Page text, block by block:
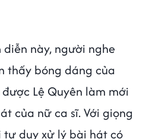
này, người nghe
thấy bóng dáng của
Lệ Quyên làm mới
của nữ ca sĩ. Với giọng
duy xử lý bài hát có